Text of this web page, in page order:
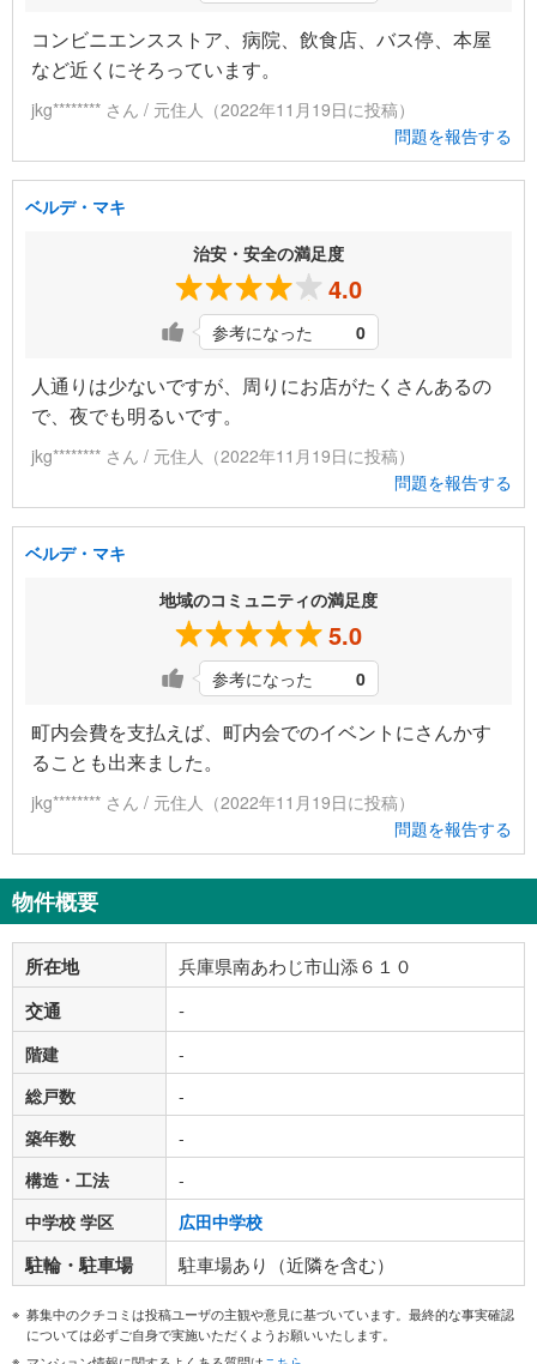
コンビニエンスストア、病院、飲食店、バス停、本屋
など近くにそろっています。
jkg******** さん / 元住人（2022年11月19日に投稿）
問題を報告する
ベルデ・マキ
治安・安全の満足度
4.0
参考になった 0
人通りは少ないですが、周りにお店がたくさんあるの
で、夜でも明るいです。
jkg******** さん / 元住人（2022年11月19日に投稿）
問題を報告する
ベルデ・マキ
地域のコミュニティの満足度
5.0
参考になった 0
町内会費を支払えば、町内会でのイベントにさんかす
ることも出来ました。
jkg******** さん / 元住人（2022年11月19日に投稿）
問題を報告する
物件概要
所在地 兵庫県南あわじ市山添６１０
交通 -
階建
-
総戸数
-
築年数
-
構造・工法
-
中学校 学区
広田中学校
駐輪・駐車場 駐車場あり（近隣を含む）
募集中のクチコミは投稿ユーザの主観や意見に基づいています。最終的な事実確認
については必ずご自身で実施いただくようお願いいたします。